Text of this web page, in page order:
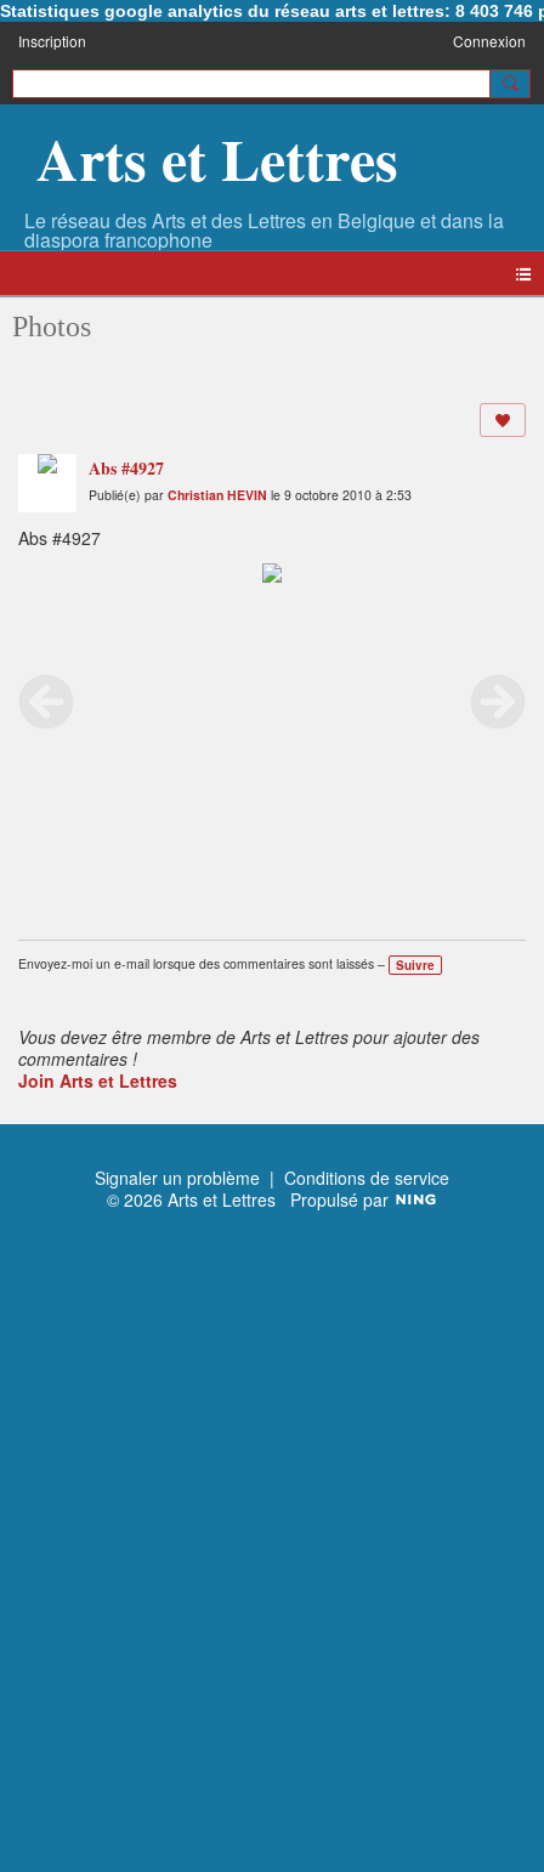
Statistiques google analytics du réseau arts et lettres: 8 403 746
Inscription Connexion
Arts et Lettres
Photos
Abs #4927
Publié(e) par Christian HEVIN le 9 octobre 2010 à 2:53
Abs #4927
Envoyez-moi un e-mail lorsque des commentaires sont laissés – Suivre
Vous devez être membre de Arts et Lettres pour ajouter des
commentaires !
Join Arts et Lettres
Signaler un problème | Conditions de service
© 2026 Arts et Lettres Propulsé par